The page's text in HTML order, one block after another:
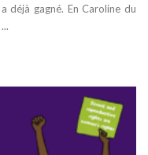
déjà gagné. En Caroline du